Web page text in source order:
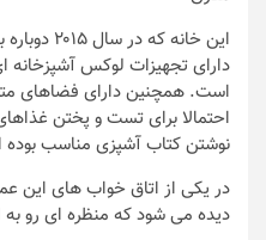
این خانه
است. همچنین دارای فضاهای
احتمالا برای تست و پختن
نوشتن کتاب آشپزی مناسب
در یکی از اتاق خواب های این
دیده می شود که منظره ای رو